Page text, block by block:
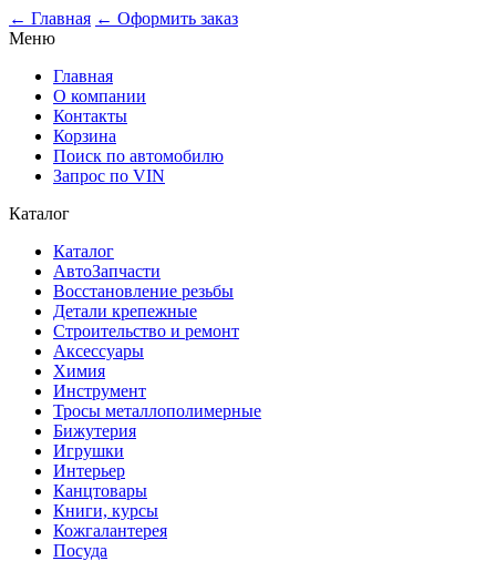
← Главная ← Оформить заказ
Меню
Главная
О компании
Контакты
Корзина
Поиск по автомобилю
Запрос по VIN
Каталог
Каталог
АвтоЗапчасти
Восстановление резьбы
Детали крепежные
Строительство и ремонт
Аксессуары
Химия
Инструмент
Тросы металлополимерные
Бижутерия
Игрушки
Интерьер
Канцтовары
Книги, курсы
Кожгалантерея
Посуда